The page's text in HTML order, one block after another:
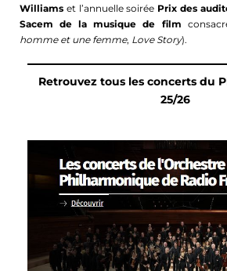
Williams et l’annuelle soirée Prix des
Sacem de la musique de film
homme et une femme, Love Story).
Retrouvez tous les concerts du
25/26